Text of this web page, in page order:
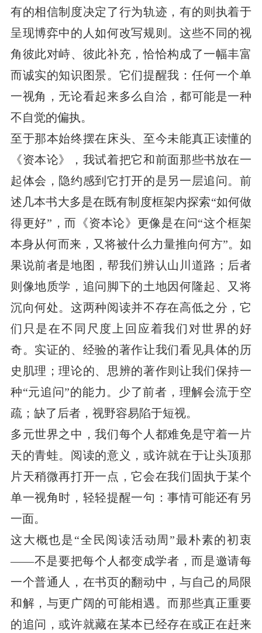
有的相信制度决定了行为轨迹，有的则执着于
呈现博弈中的人如何改写规则。这些不同的视
角彼此对峙、彼此补充，恰恰构成了一幅丰富
而诚实的知识图景。它们提醒我：任何一个单
一视角，无论看起来多么自洽，都可能是一种
不自觉的偏执。
至于那本始终摆在床头、至今未能真正读懂的
《资本论》，我试着把它和前面那些书放在一
起体会，隐约感到它打开的是另一层追问。前
述几本书大多是在既有制度框架内探索“如何做
得更好”，而《资本论》更像是在问“这个框架
本身从何而来，又将被什么力量推向何方”。如
果说前者是地图，帮我们辨认山川道路；后者
则像地质学，追问脚下的土地因何隆起、又将
沉向何处。这两种阅读并不存在高低之分，它
们只是在不同尺度上回应着我们对世界的好
奇。实证的、经验的著作让我们看见具体的历
史肌理；理论的、思辨的著作则让我们保持一
种“元追问”的能力。少了前者，理解会流于空
疏；缺了后者，视野容易陷于短视。
多元世界之中，我们每个人都难免是守着一片
天的青蛙。阅读的意义，或许就在于让头顶那
片天稍微再打开一点，它会在我们固执于某个
单一视角时，轻轻提醒一句：事情可能还有另
一面。
这大概也是“全民阅读活动周”最朴素的初衷
——不是要把每个人都变成学者，而是邀请每
一个普通人，在书页的翻动中，与自己的局限
和解，与更广阔的可能相遇。而那些真正重要
的追问，或许就藏在某本已经存在或正在赶来